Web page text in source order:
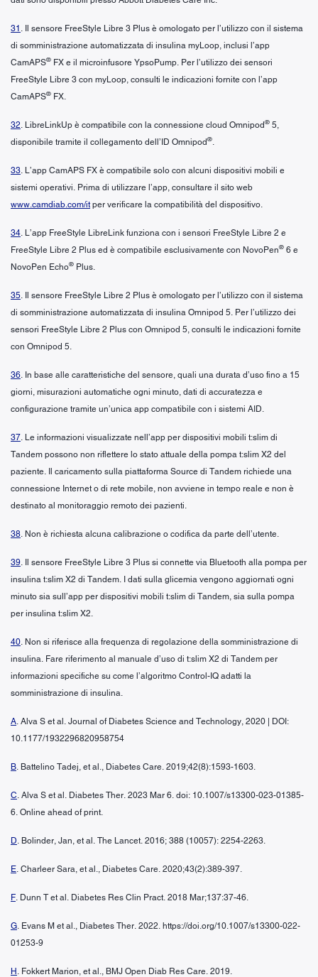
31 . Il sensore FreeStyle Libre 3 Plus è omologato per l’utilizzo con il sistema
di somministrazione automatizzata di insulina myLoop, inclusi l’app
CamAPS® FX e il microinfusore YpsoPump. Per l’utilizzo dei sensori
FreeStyle Libre 3 con myLoop, consulti le indicazioni fornite con l’app
CamAPS® FX.
32. LibreLinkUp è compatibile con la connessione cloud Omnipod® 5,
disponibile tramite il collegamento dell’ID Omnipod®.
33. L’app CamAPS FX è compatibile solo con alcuni dispositivi mobili e
sistemi operativi. Prima di utilizzare l’app, consultare il sito web
www.camdiab.com/it per verificare la compatibilità del dispositivo.
34. L’app FreeStyle LibreLink funziona con i sensori FreeStyle Libre 2 e
FreeStyle Libre 2 Plus ed è compatibile esclusivamente con NovoPen® 6 e
NovoPen Echo® Plus.
35. Il sensore FreeStyle Libre 2 Plus è omologato per l’utilizzo con il sistema
di somministrazione automatizzata di insulina Omnipod 5. Per l’utilizzo dei
sensori FreeStyle Libre 2 Plus con Omnipod 5, consulti le indicazioni fornite
con Omnipod 5.
36. In base alle caratteristiche del sensore, quali una durata d’uso fino a 15
giorni, misurazioni automatiche ogni minuto, dati di accuratezza e
configurazione tramite un’unica app compatibile con i sistemi AID.
37. Le informazioni visualizzate nell’app per dispositivi mobili t:slim di
Tandem possono non riflettere lo stato attuale della pompa t:slim X2 del
paziente. Il caricamento sulla piattaforma Source di Tandem richiede una
connessione Internet o di rete mobile, non avviene in tempo reale e non è
destinato al monitoraggio remoto dei pazienti.
38. Non è richiesta alcuna calibrazione o codifica da parte dell’utente.
39. Il sensore FreeStyle Libre 3 Plus si connette via Bluetooth alla pompa per
insulina t:slim X2 di Tandem. I dati sulla glicemia vengono aggiornati ogni
minuto sia sull’app per dispositivi mobili t:slim di Tandem, sia sulla pompa
per insulina t:slim X2.
40. Non si riferisce alla frequenza di regolazione della somministrazione di
insulina. Fare riferimento al manuale d’uso di t:slim X2 di Tandem per
informazioni specifiche su come l’algoritmo Control-IQ adatti la
somministrazione di insulina.
A. Alva S et al. Journal of Diabetes Science and Technology, 2020 | DOI:
10.1177/1932296820958754
B. Battelino Tadej, et al., Diabetes Care. 2019;42(8):1593-1603.
C. Alva S et al. Diabetes Ther. 2023 Mar 6. doi: 10.1007/s13300-023-01385-
6. Online ahead of print.
D. Bolinder, Jan, et al. The Lancet. 2016; 388 (10057): 2254-2263.
E. Charleer Sara, et al., Diabetes Care. 2020;43(2):389-397.
F. Dunn T et al. Diabetes Res Clin Pract. 2018 Mar;137:37-46.
G. Evans M et al., Diabetes Ther. 2022. https://doi.org/10.1007/s13300-022-
01253-9
H . Fokkert Marion, et al., BMJ Open Diab Res Care. 2019.